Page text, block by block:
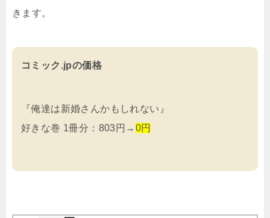
きます。
コミック.jpの価格
『俺達は新婚さんかもしれない』
好きな巻 1冊分：803円→ 0円